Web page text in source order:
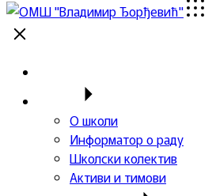
О школи
Информатор о раду
Школски колектив
Активи и тимови